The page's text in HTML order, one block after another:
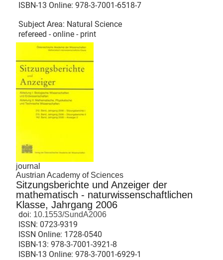
ISBN-13 Online: 978-3-7001-6518-7
Subject Area: Natural Science
refereed - online - print
journal
Austrian Academy of Sciences
Sitzungsberichte und Anzeiger der
mathematisch - naturwissenschaftlichen
Klasse, Jahrgang 2006
doi: 10.1553/SundA2006
ISSN: 0723-9319
ISSN Online: 1728-0540
ISBN-13: 978-3-7001-3921-8
ISBN-13 Online: 978-3-7001-6929-1